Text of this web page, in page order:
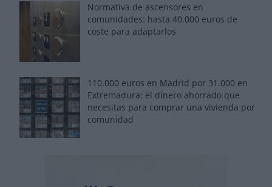
Normativa de ascensores en
comunidades: hasta 40.000 euros de
coste para adaptarlos
110.000 euros en Madrid por 31.000 en
Extremadura: el dinero ahorrado que
necesitas para comprar una vivienda por
comunidad